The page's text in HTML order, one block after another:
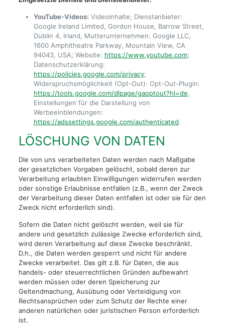
YouTube-Videos: Videoinhalte; Dienstanbieter:
Google Ireland Limited, Gordon House, Barrow Street,
Dublin 4, Irland, Mutterunternehmen: Google LLC,
1600 Amphitheatre Parkway, Mountain View, CA
94043, USA; Website: https://www.youtube.com;
Datenschutzerklärung:
https://policies.google.com/privacy;
Widerspruchsmöglichkeit (Opt-Out): Opt-Out-Plugin:
https://tools.google.com/dlpage/gaoptout?hl=de,
Einstellungen für die Darstellung von
Werbeeinblendungen:
https://adssettings.google.com/authenticated.
LÖSCHUNG VON DATEN
Die von uns verarbeiteten Daten werden nach Maßgabe
der gesetzlichen Vorgaben gelöscht, sobald deren zur
Verarbeitung erlaubten Einwilligungen widerrufen werden
oder sonstige Erlaubnisse entfallen (z.B., wenn der Zweck
der Verarbeitung dieser Daten entfallen ist oder sie für den
Zweck nicht erforderlich sind).
Sofern die Daten nicht gelöscht werden, weil sie für
andere und gesetzlich zulässige Zwecke erforderlich sind,
wird deren Verarbeitung auf diese Zwecke beschränkt.
D.h., die Daten werden gesperrt und nicht für andere
Zwecke verarbeitet. Das gilt z.B. für Daten, die aus
handels- oder steuerrechtlichen Gründen aufbewahrt
werden müssen oder deren Speicherung zur
Geltendmachung, Ausübung oder Verteidigung von
Rechtsansprüchen oder zum Schutz der Rechte einer
anderen natürlichen oder juristischen Person erforderlich
ist.